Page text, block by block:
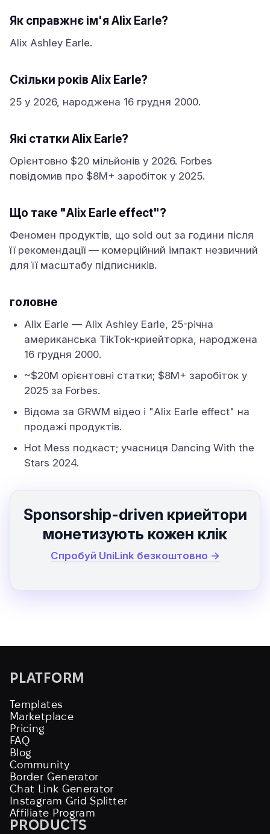
Як справжнє ім'я Alix Earle?
Alix Ashley Earle.
Скільки років Alix Earle?
25 у 2026, народжена 16 грудня 2000.
Які статки Alix Earle?
Орієнтовно $20 мільйонів у 2026. Forbes
повідомив про $8M+ заробіток у 2025.
Що таке "Alix Earle effect"?
Феномен продуктів, що sold out за години після
її рекомендації — комерційний імпакт незвичний
для її масштабу підписників.
головне
Alix Earle — Alix Ashley Earle, 25-річна
американська TikTok-криейторка, народжена
16 грудня 2000.
~$20M орієнтовні статки; $8M+ заробіток у
2025 за Forbes.
Відома за GRWM відео і "Alix Earle effect" на
продажі продуктів.
Hot Mess подкаст; учасниця Dancing With the
Stars 2024.
Sponsorship-driven криейтори
монетизують кожен клік
Спробуй UniLink безкоштовно →
PLATFORM
Templates
Marketplace
Pricing
FAQ
Blog
Community
Border Generator
Chat Link Generator
Instagram Grid Splitter
Affiliate Program
PRODUCTS